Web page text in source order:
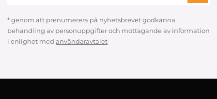
* genom att prenumerera på nyhetsbrevet godkänna
behandling av personuppgifter och mottagande av information
i enlighet med användaravtalet